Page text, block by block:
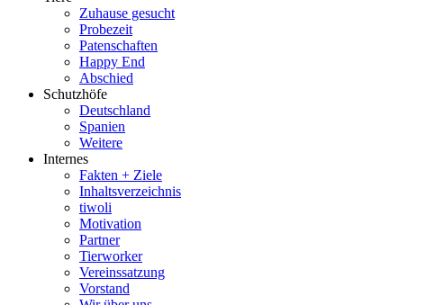
Zuhause gesucht
Probezeit
Patenschaften
Happy End
Abschied
Schutzhöfe
Deutschland
Spanien
Weitere
Internes
Fakten + Ziele
Inhaltsverzeichnis
tiwoli
Motivation
Partner
Tierworker
Vereinssatzung
Vorstand